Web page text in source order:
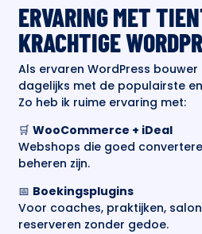
ERVARING MET
KRACHTIGE
Als ervaren WordPress
dagelijks met de populairste
Zo heb ik ruime ervaring met:
🛒WooCommerce + iDeal
Webshops die goed
beheren zijn.
📅 Boekingsplugins
Voor coaches, praktijken,
reserveren zonder gedoe.